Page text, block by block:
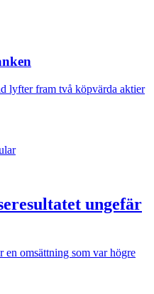
lyfter fram två köpvärda aktier
ungefär
omsättning som var högre